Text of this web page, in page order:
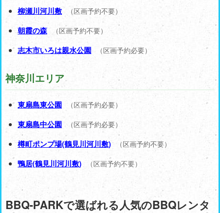
柳瀬川河川敷 （区画予約不要）
朝霞の森 （区画予約不要）
志木市いろは親水公園 （区画予約必要）
神奈川エリア
東扇島東公園 （区画予約必要）
東扇島中公園 （区画予約必要）
樽町ポンプ場(鶴見川河川敷) （区画予約不要）
鴨居(鶴見川河川敷) （区画予約不要）
BBQ-PARKで選ばれる人気のBBQレンタ